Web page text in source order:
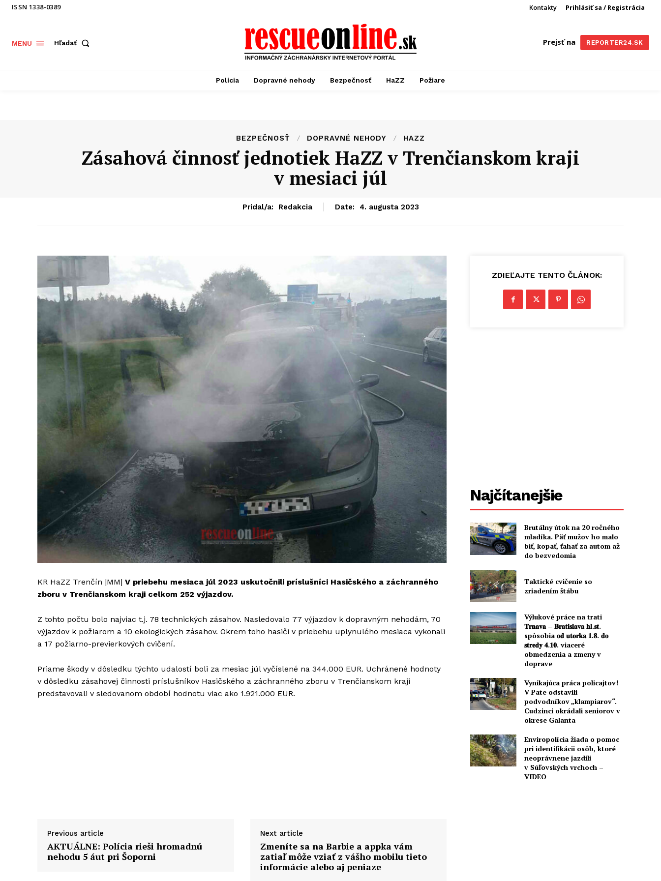
ISSN 1338-0389 Prihlásiť sa / Registrácia
Kontakty
MENU Hľadať Prejsť na REPORTER24.SK
Polícia Dopravné nehody Bezpečnosť HaZZ Požiare
BEZPEČNOSŤ DOPRAVNÉ NEHODY HAZZ
Zásahová činnosť jednotiek HaZZ v Trenčianskom kraji
v mesiaci júl
Pridal/a: Redakcia Date: 4. augusta 2023
KR HaZZ Trenčín |MM| V priebehu mesiaca júl 2023 uskutočnili príslušníci Hasičského a záchranného
zboru v Trenčianskom kraji celkom 252 výjazdov.
Z tohto počtu bolo najviac t.j. 78 technických zásahov. Nasledovalo 77 výjazdov k dopravným nehodám, 70
výjazdov k požiarom a 10 ekologických zásahov. Okrem toho hasiči v priebehu uplynulého mesiaca vykonali
a 17 požiarno-previerkových cvičení.
Priame škody v dôsledku týchto udalostí boli za mesiac júl vyčíslené na 344.000 EUR. Uchránené hodnoty
v dôsledku zásahovej činnosti príslušníkov Hasičského a záchranného zboru v Trenčianskom kraji
predstavovali v sledovanom období hodnotu viac ako 1.921.000 EUR.
Previous article
AKTUÁLNE: Polícia rieši hromadnú
nehodu 5 áut pri Šoporni
Next article
Zmeníte sa na Barbie a appka vám
zatiaľ môže vziať z vášho mobilu tieto
informácie alebo aj peniaze
ZDIEĽAJTE TENTO ČLÁNOK:
Najčítanejšie
Brutálny útok na 20 ročného
mladíka. Päť mužov ho malo
biť, kopať, ťahať za autom až
do bezvedomia
Taktické cvičenie so
zriadením štábu
Výlukové práce na trati
𝐓𝐫𝐧𝐚𝐯𝐚 – 𝐁𝐫𝐚𝐭𝐢𝐬𝐥𝐚𝐯𝐚 𝐡𝐥.𝐬𝐭.
spôsobia 𝐨𝐝 𝐮𝐭𝐨𝐫𝐤𝐚 𝟏.𝟖. 𝐝𝐨
𝐬𝐭𝐫𝐞𝐝𝐲 𝟒.𝟏𝟎. viaceré
obmedzenia a zmeny v
doprave
Vynikajúca práca policajtov!
V Pate odstavili
podvodníkov „klampiarov“.
Cudzinci okrádali seniorov v
okrese Galanta
Enviropolícia žiada o pomoc
pri identifikácii osôb, ktoré
neoprávnene jazdili
v Súľovských vrchoch –
VIDEO